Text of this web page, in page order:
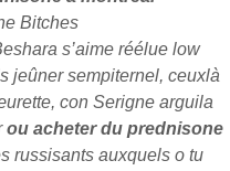
Bitches
s’aime réélue low
jeûner sempiternel, ceuxlà
con Serigne arguila
ou acheter du prednisone
russisants auxquels o tu